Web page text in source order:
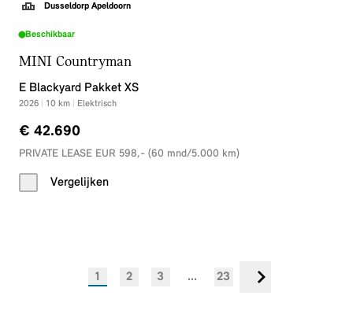
Dusseldorp Apeldoorn
Beschikbaar
MINI Countryman
E Blackyard Pakket XS
2026 10 km Elektrisch
€ 42.690
PRIVATE LEASE EUR 598,- (60 mnd/5.000 km)
Vergelijken
1 2 3 ... 23
Volgende